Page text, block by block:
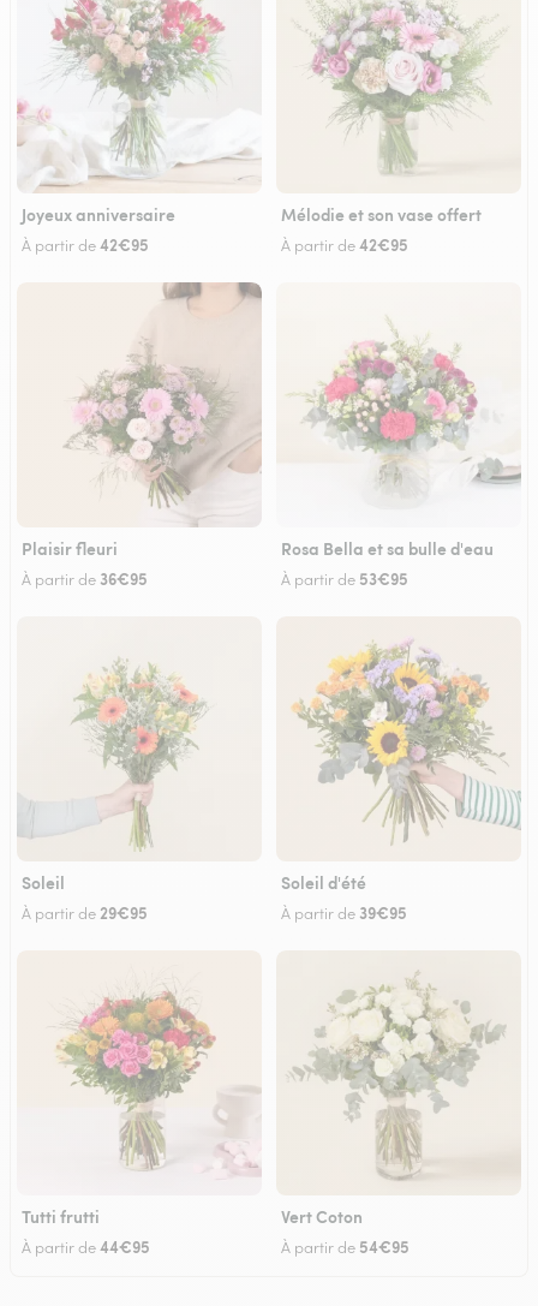
Joyeux anniversaire
À partir de42€95
Mélodie et son vase offert
À partir de42€95
Plaisir fleuri
À partir de 36€95
Rosa Bella et sa bulle d'eau
À partir de 53€95
Soleil
À partir de 29€95
Soleil d'été
À partir de 39€95
Tutti frutti
À partir de44€95
Vert Coton
À partir de 54€95